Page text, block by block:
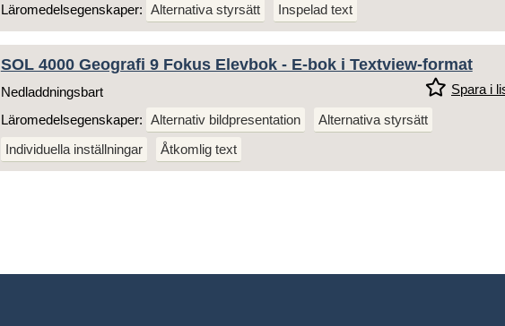
Läromedelsegenskaper: Alternativa styrsätt Inspelad text
SOL 4000 Geografi 9 Fokus Elevbok - E-bok i Textview-format
Spara i
Nedladdningsbart
Läromedelsegenskaper: Alternativ bildpresentation
Alternativa styrsätt
Individuella inställningar
Åtkomlig text